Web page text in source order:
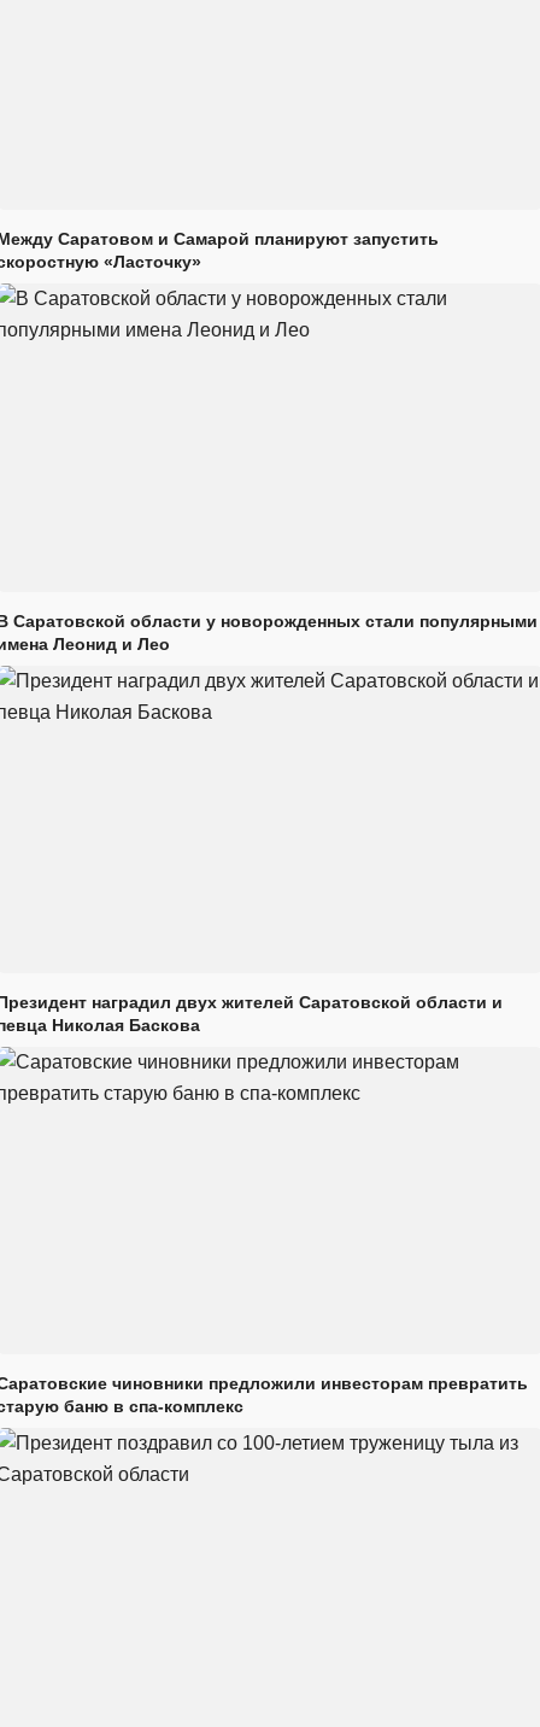
Саратовом и Самарой планируют запустить
«Ласточку»
Саратовской области у новорожденных стали популярными
Леонид и Лео
наградил двух жителей Саратовской области и
Николая Баскова
чиновники предложили инвесторам превратить
баню в спа-комплекс